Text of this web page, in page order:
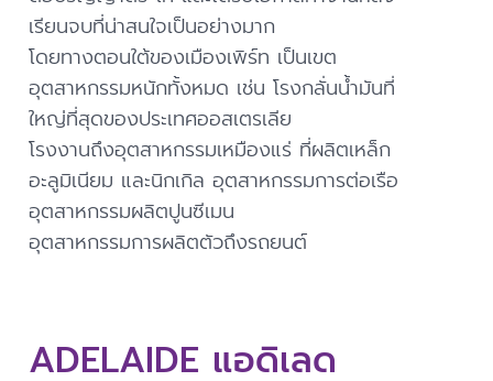
เรียนจบที่น่าสนใจเป็นอย่างมาก
โดยทางตอนใต้ของเมืองเพิร์ท เป็นเขต
อุตสาหกรรมหนักทั้งหมด เช่น โรงกลั่นน้ำมันที่
ใหญ่ที่สุดของประเทศออสเตรเลีย
โรงงานถึงอุตสาหกรรมเหมืองแร่ ที่ผลิตเหล็ก
อะลูมิเนียม และนิกเกิล อุตสาหกรรมการต่อเรือ
อุตสาหกรรมผลิตปูนซีเมน
อุตสาหกรรมการผลิตตัวถึงรถยนต์
ADELAIDE แอดิเลด